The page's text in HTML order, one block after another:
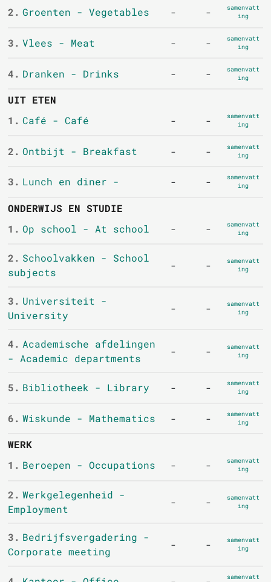
2. Groenten - Vegetables - -
samenvatt
ing
3. Vlees - Meat - -
samenvatt
ing
4. Dranken - Drinks - -
samenvatt
ing
UIT ETEN
1. Café - Café - -
samenvatt
ing
2. Ontbijt - Breakfast - -
samenvatt
ing
3. Lunch en diner - - -
samenvatt
ing
ONDERWIJS EN STUDIE
1. Op school - At school - -
samenvatt
ing
2. Schoolvakken - School
subjects
- -
samenvatt
ing
3. Universiteit -
University
- -
samenvatt
ing
4. Academische afdelingen
- Academic departments
- -
samenvatt
ing
5. Bibliotheek - Library - -
samenvatt
ing
6. Wiskunde - Mathematics - -
samenvatt
ing
WERK
1. Beroepen - Occupations - -
samenvatt
ing
2. Werkgelegenheid -
Employment
- -
samenvatt
ing
3. Bedrijfsvergadering -
Corporate meeting
- -
samenvatt
ing
samenvatt